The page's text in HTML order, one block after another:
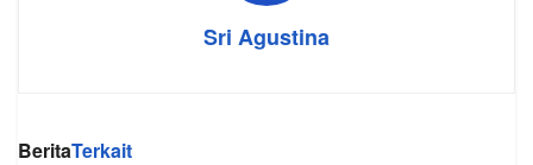
Sri Agustina
BeritaTerkait